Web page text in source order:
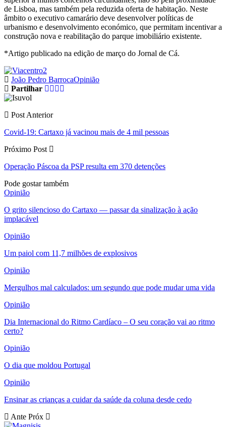
de Lisboa, mas também pela reduzida oferta de habitação. Neste
âmbito o executivo camarário deve desenvolver políticas de
urbanismo e desenvolvimento económico, que permitam incentivar a
construção nova e reabilitação do parque imobiliário existente.
*Artigo publicado na edição de março do Jornal de Cá.
João Pedro BarrocaOpinião
Partilhar
Post Anterior
Covid-19: Cartaxo já vacinou mais de 4 mil pessoas
Próximo Post
Operação Páscoa da PSP resulta em 370 detenções
Pode gostar também
Opinião
O grito silencioso do Cartaxo — passar da sinalização à ação
implacável
Opinião
Um paiol com 11,7 milhões de explosivos
Opinião
Mergulhos mal calculados: um segundo que pode mudar uma vida
Opinião
Dia Internacional do Ritmo Cardíaco – O seu coração vai ao ritmo
certo?
Opinião
O dia que moldou Portugal
Opinião
Ensinar as crianças a cuidar da saúde da coluna desde cedo
Ante Próx